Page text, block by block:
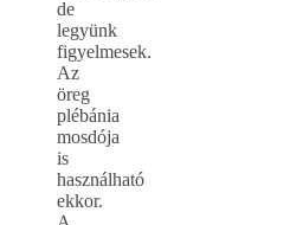
de
legyünk
figyelmesek.
Az
öreg
plébánia
mosdója
is
használható
ekkor.